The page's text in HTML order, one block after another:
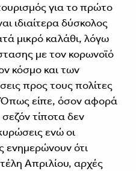
για το πρώτο
ιδιαίτερα δύσκολος
μικρό καλάθι, λόγω
με τον κορωνοϊό
κόσμο και των
προς τους πολίτες
Όπως είπε, όσον αφορά
τίποτα δεν
ενώ οι
ενημερώνουν ότι
Απριλίου, αρχές